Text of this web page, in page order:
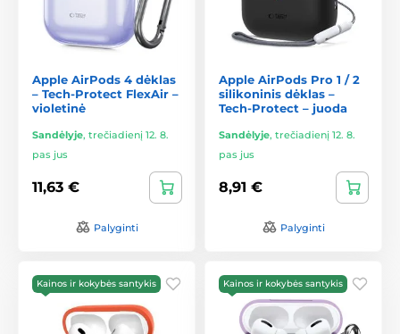
Apple AirPods 4 dėklas
– Tech-Protect FlexAir –
violetinė
Sandėlyje, trečiadienį 12. 8.
pas jus
11,63 €
Palyginti
Apple AirPods Pro 1 / 2
silikoninis dėklas –
Tech-Protect – juoda
Sandėlyje, trečiadienį 12. 8.
pas jus
8,91 €
Palyginti
Kainos ir kokybės santykis Kainos ir kokybės santykis